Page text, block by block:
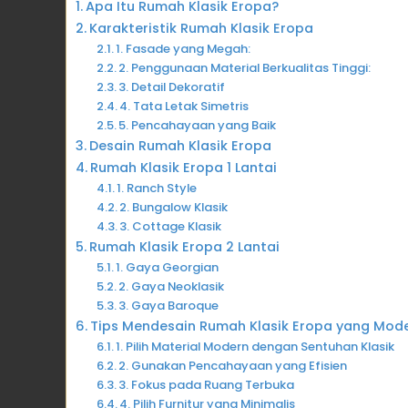
Apa Itu Rumah Klasik Eropa?
Karakteristik Rumah Klasik Eropa
1. Fasade yang Megah:
2. Penggunaan Material Berkualitas Tinggi:
3. Detail Dekoratif
4. Tata Letak Simetris
5. Pencahayaan yang Baik
Desain Rumah Klasik Eropa
Rumah Klasik Eropa 1 Lantai
1. Ranch Style
2. Bungalow Klasik
3. Cottage Klasik
Rumah Klasik Eropa 2 Lantai
1. Gaya Georgian
2. Gaya Neoklasik
3. Gaya Baroque
Tips Mendesain Rumah Klasik Eropa yang
1. Pilih Material Modern dengan Sentuhan Klasik
2. Gunakan Pencahayaan yang Efisien
3. Fokus pada Ruang Terbuka
4. Pilih Furnitur yang Minimalis